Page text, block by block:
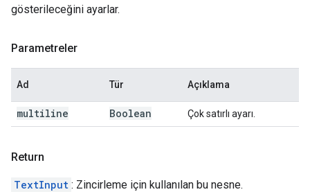
gösterileceğini ayarlar.
Parametreler
Ad Tür Açıklama
multiline Boolean Çok satırlı ayarı.
Return
TextInput : Zincirleme için kullanılan bu nesne.